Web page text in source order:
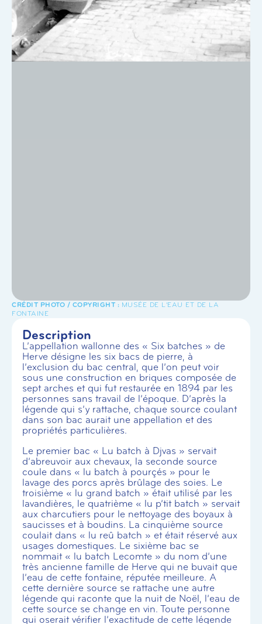
MUSÉE DE L'EAU ET DE LA
FONTAINE
Description
L’appellation wallonne des « Six batches » de
Herve désigne les six bacs de pierre, à
l’exclusion du bac central, que l’on peut voir
sous une construction en briques composée de
sept arches et qui fut restaurée en 1894 par les
personnes sans travail de l’époque. D’après la
légende qui s’y rattache, chaque source coulant
dans son bac aurait une appellation et des
propriétés particulières.
Le premier bac « Lu batch à Djvas » servait
d’abreuvoir aux chevaux, la seconde source
coule dans « lu batch à pourçés » pour le
lavage des porcs après brûlage des soies. Le
troisième « lu grand batch » était utilisé par les
lavandières, le quatrième « lu p’tit batch » servait
aux charcutiers pour le nettoyage des boyaux à
saucisses et à boudins. La cinquième source
coulait dans « lu reû batch » et était réservé aux
usages domestiques. Le sixième bac se
nommait « lu batch Lecomte » du nom d’une
très ancienne famille de Herve qui ne buvait que
l’eau de cette fontaine, réputée meilleure. A
cette dernière source se rattache une autre
légende qui raconte que la nuit de Noël, l’eau de
cette source se change en vin. Toute personne
qui oserait vérifier l’exactitude de cette légende